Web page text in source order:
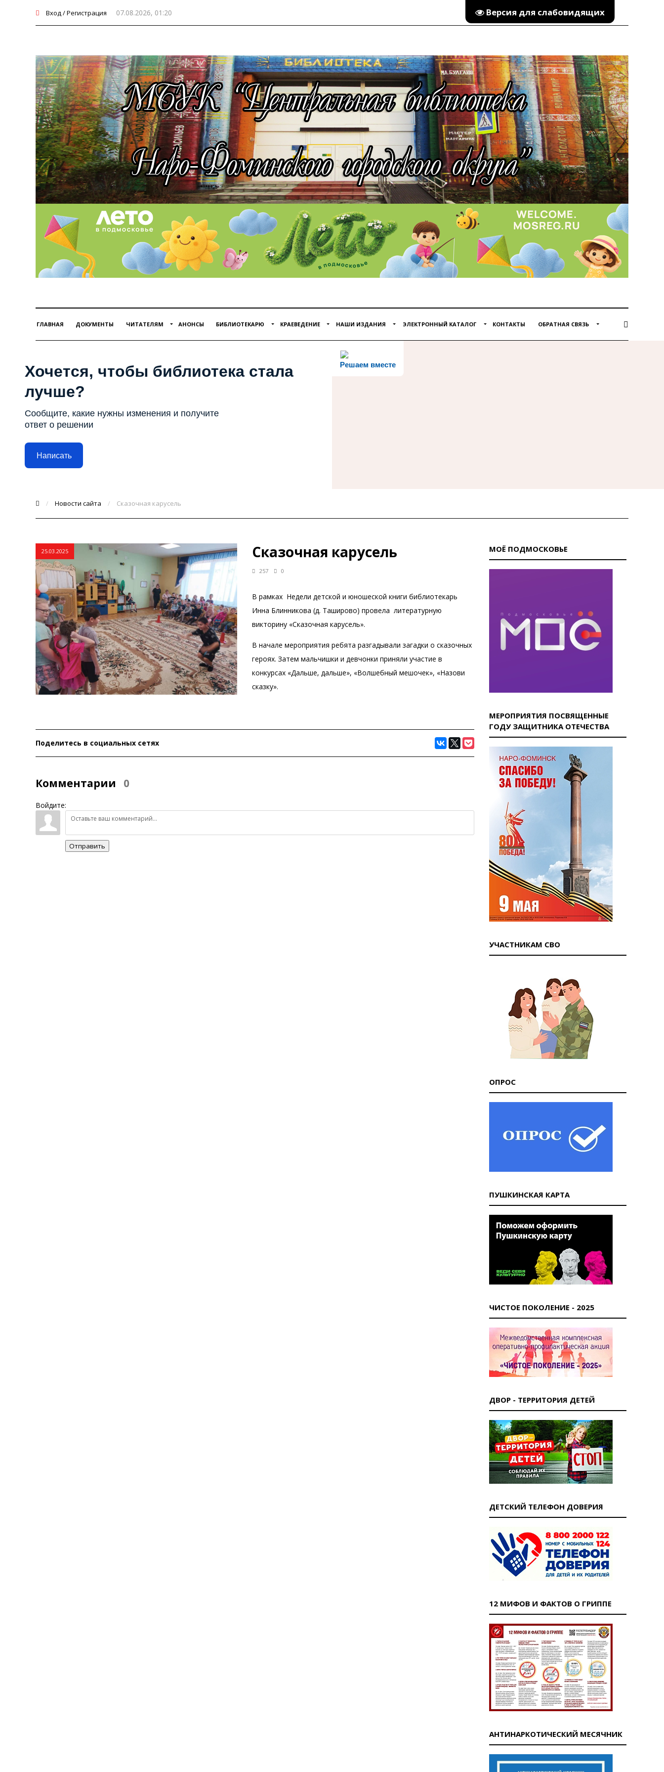
Версия для слабовидящих
Вход / Регистрация 07.08.2026, 01:20
ГЛАВНАЯ ДОКУМЕНТЫ ЧИТАТЕЛЯМ АНОНСЫ БИБЛИОТЕКАРЮ КРАЕВЕДЕНИЕ НАШИ ИЗДАНИЯ ЭЛЕКТРОННЫЙ КАТАЛОГ КОНТАКТЫ ОБРАТНАЯ СВЯЗЬ
Решаем вместе
Хочется, чтобы библиотека стала
лучше?
Сообщите, какие нужны изменения и получите
ответ о решении
Написать
/ Новости сайта / Сказочная карусель
25.03.2025 Сказочная карусель
257 0
В рамках Недели детской и юношеской книги библиотекарь
Инна Блинникова (д. Таширово) провела литературную
викторину «Сказочная карусель».
В начале мероприятия ребята разгадывали загадки о сказочных
героях. Затем мальчишки и девчонки приняли участие в
конкурсах «Дальше, дальше», «Волшебный мешочек», «Назови
сказку».
Поделитесь в социальных сетях
Комментарии 0
Войдите:
Отправить
МОЁ ПОДМОСКОВЬЕ
МЕРОПРИЯТИЯ ПОСВЯЩЕННЫЕ
ГОДУ ЗАЩИТНИКА ОТЕЧЕСТВА
УЧАСТНИКАМ СВО
ОПРОС
ПУШКИНСКАЯ КАРТА
ЧИСТОЕ ПОКОЛЕНИЕ - 2025
ДВОР - ТЕРРИТОРИЯ ДЕТЕЙ
ДЕТСКИЙ ТЕЛЕФОН ДОВЕРИЯ
12 МИФОВ И ФАКТОВ О ГРИППЕ
АНТИНАРКОТИЧЕСКИЙ МЕСЯЧНИК